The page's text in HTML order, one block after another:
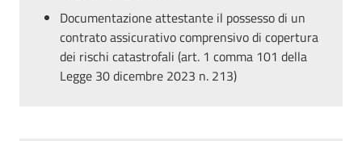
Documentazione attestante il possesso di un
contrato assicurativo comprensivo di copertura
dei rischi catastrofali (art. 1 comma 101 della
Legge 30 dicembre 2023 n. 213)